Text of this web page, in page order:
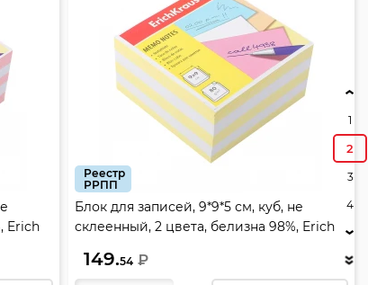
Erich
Реестр
РРПП
Блок для записей, 9*9*5 см, куб, не
склеенный, 2 цвета, белизна 98%, Erich
149.54 ₽
1
2
3
4